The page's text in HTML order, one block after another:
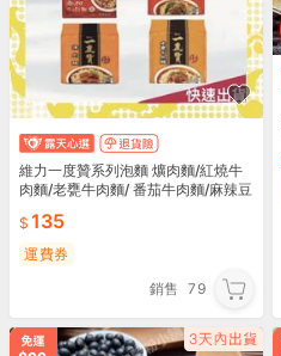
維力一度贊系列泡麵 爌肉麵/紅燒牛
肉麵/老甕牛肉麵/ 番茄牛肉麵/麻辣豆
135
運費券
銷售 79